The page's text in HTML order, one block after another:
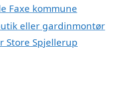
Faxe kommune
eller gardinmontør
Store Spjellerup